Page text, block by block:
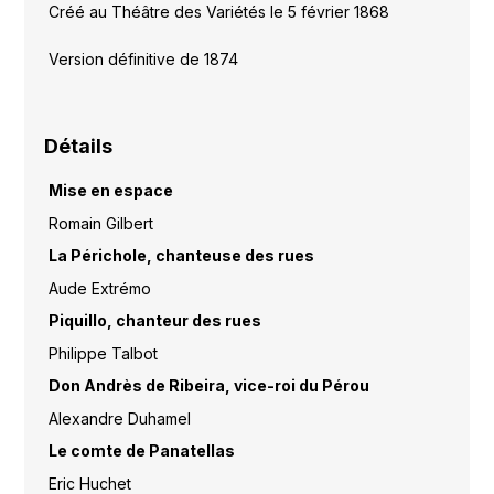
Créé au Théâtre des Variétés le 5 février 1868
Version définitive de 1874
Détails
Mise en espace
Romain Gilbert
La Périchole, chanteuse des rues
Aude Extrémo
Piquillo, chanteur des rues
Philippe Talbot
Don Andrès de Ribeira, vice-roi du Pérou
Alexandre Duhamel
Le comte de Panatellas
Eric Huchet